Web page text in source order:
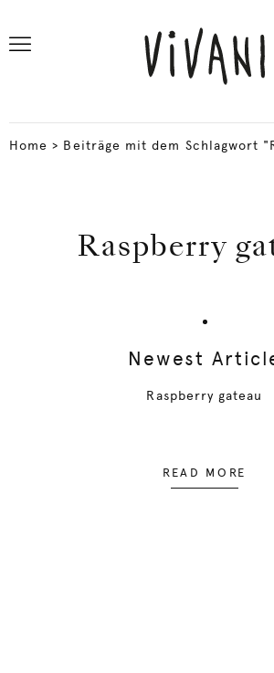
Home > Beiträge mit dem Schlagwort
Raspberry
Newest
Raspberry gateau
READ MORE